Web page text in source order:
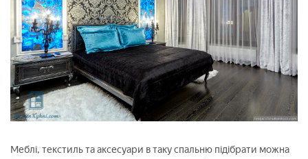
Меблі, текстиль та аксесуари в таку спальню підібрати можна